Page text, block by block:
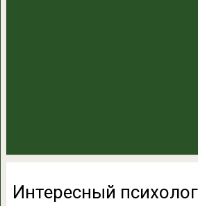
Интересный